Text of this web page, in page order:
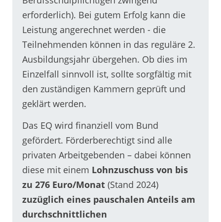
erforderlich). Bei gutem Erfolg kann die
Leistung angerechnet werden - die
Teilnehmenden können in das reguläre 2.
Ausbildungsjahr übergehen. Ob dies im
Einzelfall sinnvoll ist, sollte sorgfältig mit
den zuständigen Kammern geprüft und
geklärt werden.
Das EQ wird finanziell vom Bund
gefördert. Förderberechtigt sind alle
privaten Arbeitgebenden – dabei können
diese mit einem Lohnzuschuss von bis
zu 276 Euro/Monat (Stand 2024)
zuzüglich eines pauschalen Anteils am
durchschnittlichen